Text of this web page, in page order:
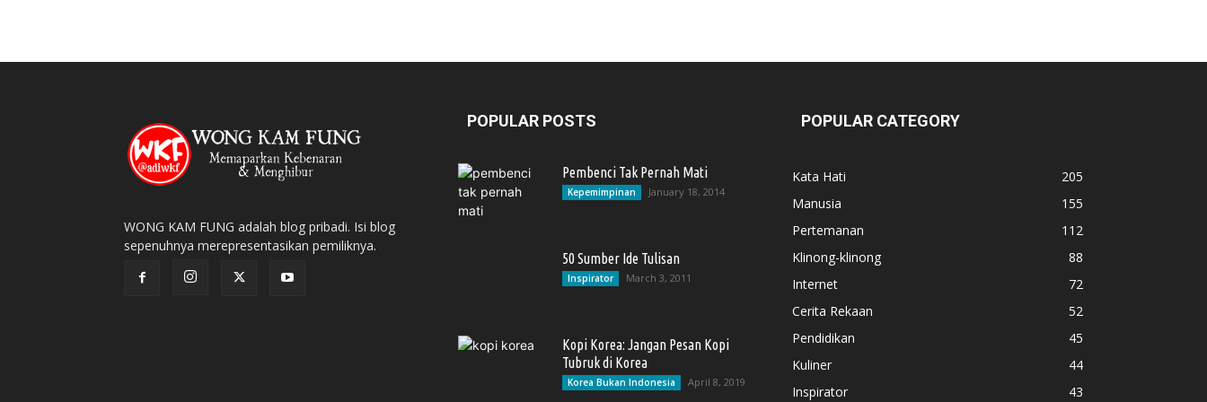
WONG KAM FUNG adalah blog pribadi. Isi blog
sepenuhnya merepresentasikan pemiliknya.
POPULAR POSTS
Pembenci Tak Pernah Mati
Kepemimpinan January 18, 2014
50 Sumber Ide Tulisan
Inspirator March 3, 2011
Kopi Korea: Jangan Pesan Kopi
Tubruk di Korea
Korea Bukan Indonesia April 8, 2019
POPULAR CATEGORY
Kata Hati
205
Manusia
155
Pertemanan
112
Klinong-klinong
88
Internet
72
Cerita Rekaan
52
Pendidikan
45
Kuliner
44
Inspirator
43